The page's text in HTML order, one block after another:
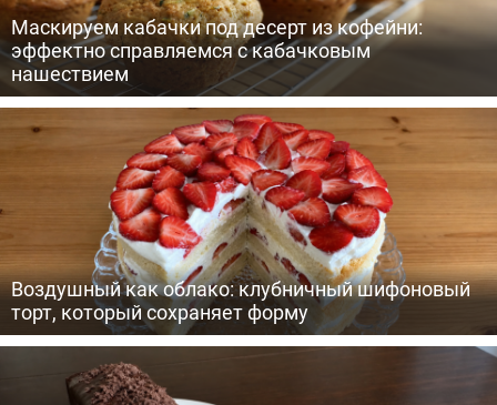
Маскируем кабачки под десерт из кофейни:
эффектно справляемся с кабачковым
нашествием
Воздушный как облако: клубничный шифоновый
торт, который сохраняет форму